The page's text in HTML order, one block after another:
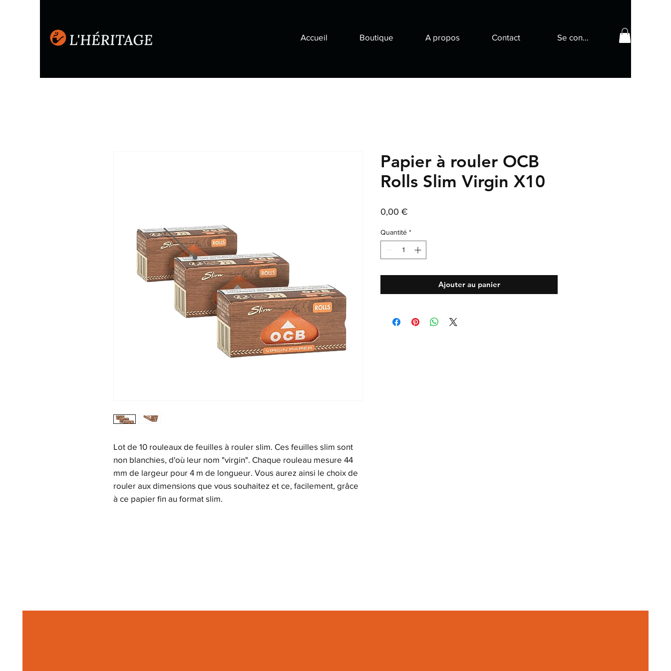
Accueil Boutique A propos Contact Se connecter
Lot de 10 rouleaux de feuilles à rouler slim. Ces feuilles slim sont
non blanchies, d'où leur nom "virgin". Chaque rouleau mesure 44
mm de largeur pour 4 m de longueur. Vous aurez ainsi le choix de
rouler aux dimensions que vous souhaitez et ce, facilement, grâce
à ce papier fin au format slim.
Papier à rouler OCB
Rolls Slim Virgin X10
0,00 €
Quantité *
Ajouter au panier